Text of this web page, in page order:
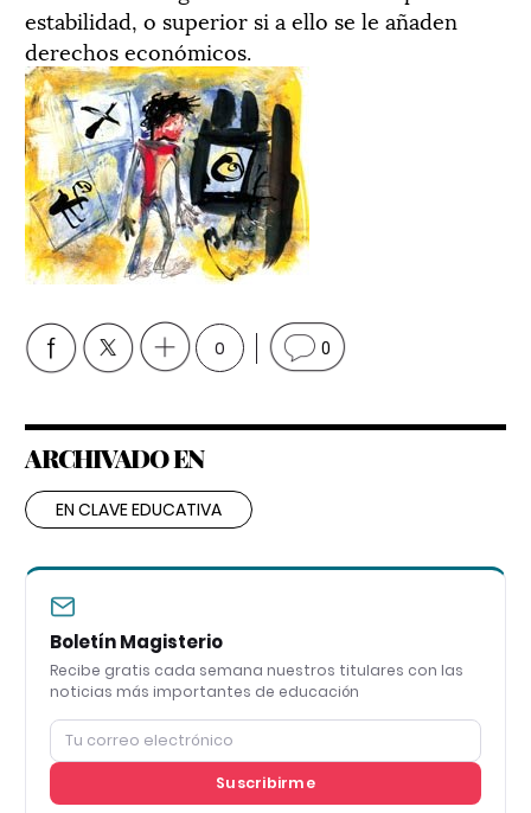
estabilidad, o superior si a ello se le añaden
derechos económicos.
0 0
ARCHIVADO EN
EN CLAVE EDUCATIVA
Boletín Magisterio
Recibe gratis cada semana nuestros titulares con las
noticias más importantes de educación
Suscribirme